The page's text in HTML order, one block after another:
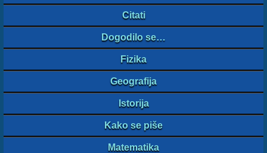
Citati
Dogodilo se…
Fizika
Geografija
Istorija
Kako se piše
Matematika